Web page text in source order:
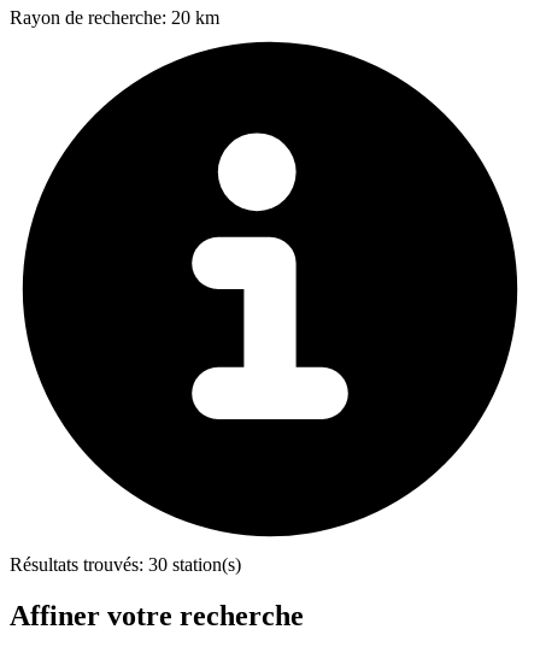
Rayon de recherche: 20 km
Résultats trouvés: 30 station(s)
Affiner votre recherche